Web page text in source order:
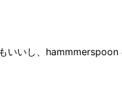
いいし、hammmerspoon